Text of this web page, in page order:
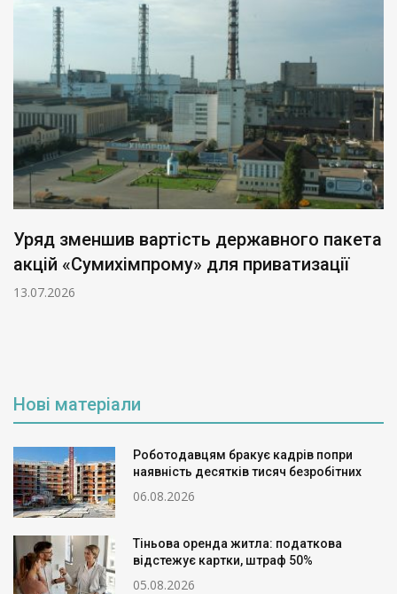
Уряд зменшив вартість державного пакета
акцій «Сумихімпрому» для приватизації
13.07.2026
Нові матеріали
Роботодавцям бракує кадрів попри
наявність десятків тисяч безробітних
06.08.2026
Тіньова оренда житла: податкова
відстежує картки, штраф 50%
05.08.2026